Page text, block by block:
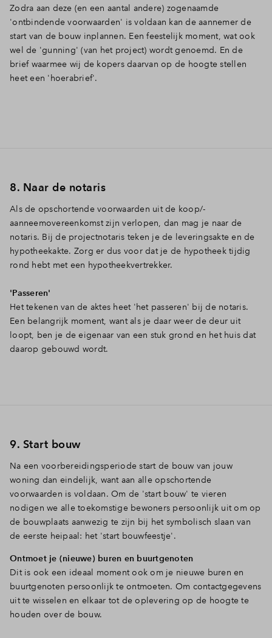
Zodra aan deze (en een aantal andere) zogenaamde
'ontbindende voorwaarden' is voldaan kan de aannemer de
start van de bouw inplannen. Een feestelijk moment, wat ook
wel de 'gunning' (van het project) wordt genoemd. En de
brief waarmee wij de kopers daarvan op de hoogte stellen
heet een 'hoerabrief'.
8. Naar de notaris
Als de opschortende voorwaarden uit de koop/-
aanneemovereenkomst zijn verlopen, dan mag je naar de
notaris. Bij de projectnotaris teken je de leveringsakte en de
hypotheekakte. Zorg er dus voor dat je de hypotheek tijdig
rond hebt met een hypotheekvertrekker.
'Passeren'
Het tekenen van de aktes heet 'het passeren' bij de notaris.
Een belangrijk moment, want als je daar weer de deur uit
loopt, ben je de eigenaar van een stuk grond en het huis dat
daarop gebouwd wordt.
9. Start bouw
Na een voorbereidingsperiode start de bouw van jouw
woning dan eindelijk, want aan alle opschortende
voorwaarden is voldaan. Om de 'start bouw' te vieren
nodigen we alle toekomstige bewoners persoonlijk uit om op
de bouwplaats aanwezig te zijn bij het symbolisch slaan van
de eerste heipaal: het 'start bouwfeestje'.
Ontmoet je (nieuwe) buren en buurtgenoten
Dit is ook een ideaal moment ook om je nieuwe buren en
buurtgenoten persoonlijk te ontmoeten. Om contactgegevens
uit te wisselen en elkaar tot de oplevering op de hoogte te
houden over de bouw.